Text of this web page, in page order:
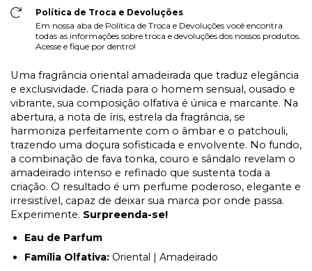
Política de Troca e Devoluções
Em nossa aba de Política de Troca e Devoluções você encontra
todas as informações sobre troca e devoluções dos nossos produtos.
Acesse e fique por dentro!
Uma fragrância oriental amadeirada que traduz elegância
e exclusividade. Criada para o homem sensual, ousado e
vibrante, sua composição olfativa é única e marcante. Na
abertura, a nota de íris, estrela da fragrância, se
harmoniza perfeitamente com o âmbar e o patchouli,
trazendo uma doçura sofisticada e envolvente. No fundo,
a combinação de fava tonka, couro e sândalo revelam o
amadeirado intenso e refinado que sustenta toda a
criação. O resultado é um perfume poderoso, elegante e
irresistível, capaz de deixar sua marca por onde passa.
Experimente. Surpreenda-se!
Eau de Parfum
Família Olfativa: Oriental | Amadeirado